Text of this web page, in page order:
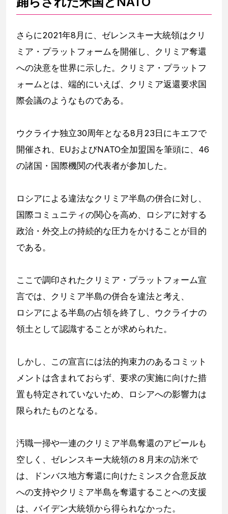
さらに2021年8月に、ゼレンスキー大統領はクリ
ミア・プラットフォームを開催し、クリミア奪還
への決意を世界に示した。クリミア・プラットフ
ォームとは、端的にいえば、クリミア返還要求国
際会議のようなものである。
ウクライナ独立30周年となる8月23日にキエフで
開催され、EUおよびNATO全加盟国を筆頭に、46
の諸国・国際機関の代表者が参加した。
ロシアによる違法なクリミア半島の併合に対し、
国際コミュニティの関心を高め、ロシアに対する
政治・外交上の持続的な圧力をかけることが目的
である。
ここで調印されたクリミア・プラットフォーム宣
言では、クリミア半島の併合を違法と考え、
ロシアによる半島の占領を終了し、ウクライナの
領土として認識することが求められた。
しかし、この宣言には法的拘束力のあるコミット
メントは含まれておらず、要求の実施に向けた措
置も特定されていないため、ロシアへの影響力は
限られたものとなる。
汚職一掃や一連のクリミア半島奪還のアピールも
空しく、ゼレンスキー大統領の８月末の訪米で
は、ドンバス地方奪還に向けたミンスク合意反故
への支持やクリミア半島を奪還することへの支援
は、バイデン大統領から得られなかった。